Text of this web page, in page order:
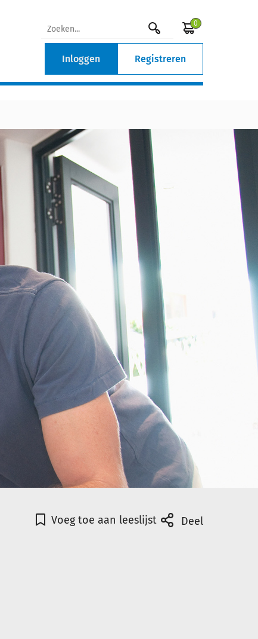
0
Inloggen Registreren
Voeg toe aan leeslijst Deel